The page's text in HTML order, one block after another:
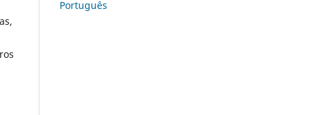
Português